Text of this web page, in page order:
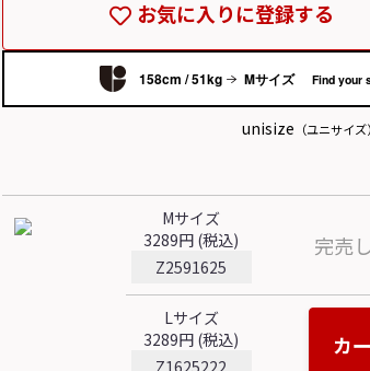
お気に入りに登録する
158cm / 51kg Mサイズ Find your
unisize （ユニサイズ）
Mサイズ
3289円 (税込)
Z2591625
完売
Lサイズ
3289円 (税込)
カ